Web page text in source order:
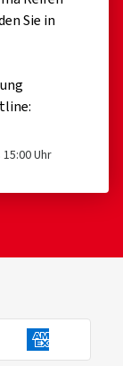
Sie in
Uhr